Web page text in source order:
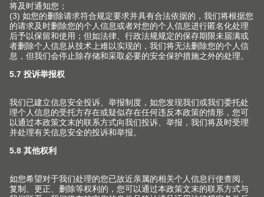
加工工具
培训
展会
媒体
关于百隆中国公司
工厂
Blum 百隆展厅
展厅
版权声明
Blum-Inspirations
登录E-SERVICES 电子化服务
V1套装订购手册
查找